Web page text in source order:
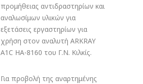
προμήθειας αντιδραστηρίων και
αναλωσίμων υλικών για
εξετάσεις εργαστηρίων για
χρήση στον αναλυτή ARKRAY
A1C HA-8160 του Γ.Ν. Κιλκίς.
Για προβολή της αναρτημένης